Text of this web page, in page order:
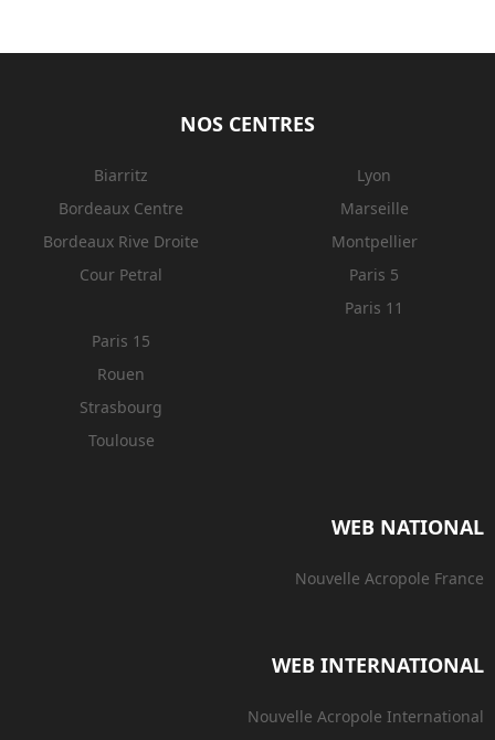
NOS CENTRES
Biarritz
Bordeaux Centre
Bordeaux Rive Droite
Cour Petral
Lyon
Marseille
Montpellier
Paris 5
Paris 11
Paris 15
Rouen
Strasbourg
Toulouse
WEB NATIONAL
Nouvelle Acropole France
WEB INTERNATIONAL
Nouvelle Acropole International